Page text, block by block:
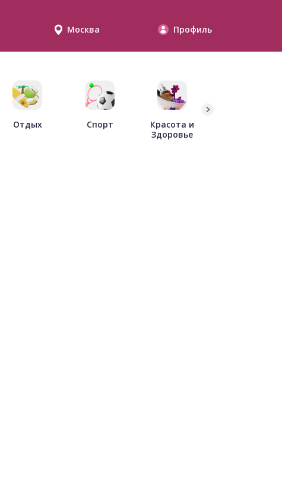
Москва Профиль
Отдых Спорт
Красота и
Здоровье